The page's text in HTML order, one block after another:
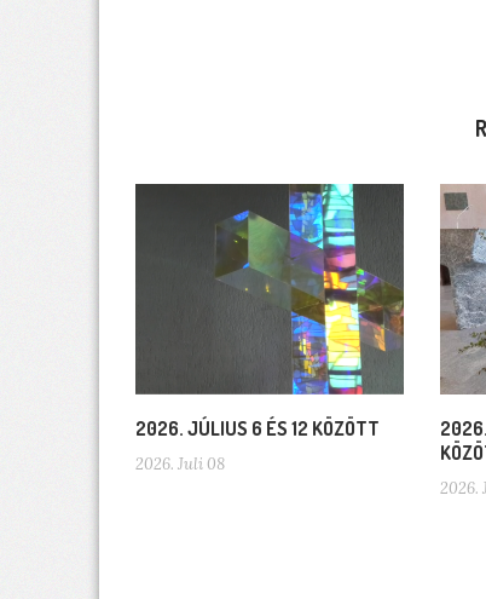
2026. JÚLIUS 6 ÉS 12 KÖZÖTT
2026. Juli 08
2026.